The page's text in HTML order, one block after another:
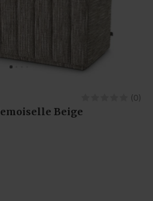
(0)
Beige